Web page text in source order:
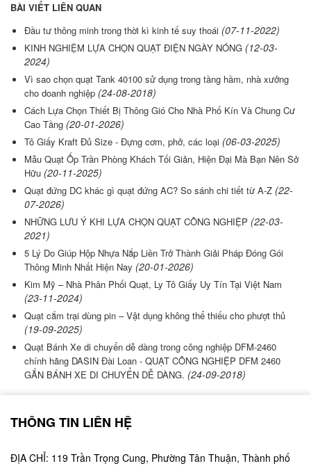
BÀI VIẾT LIÊN QUAN
Đầu tư thông minh trong thời kì kinh tế suy thoái (07-11-2022)
KINH NGHIỆM LỰA CHỌN QUẠT ĐIỆN NGÀY NÓNG (12-03-
2024)
Vì sao chọn quạt Tank 40100 sử dụng trong tầng hầm, nhà xưởng
cho doanh nghiệp (24-08-2018)
Cách Lựa Chọn Thiết Bị Thông Gió Cho Nhà Phố Kín Và Chung Cư
Cao Tầng (20-01-2026)
Tô Giấy Kraft Đủ Size - Đựng cơm, phở, các loại (06-03-2025)
Mẫu Quạt Ốp Trần Phòng Khách Tối Giản, Hiện Đại Mà Bạn Nên Sở
Hữu (20-11-2025)
Quạt đứng DC khác gì quạt đứng AC? So sánh chi tiết từ A-Z (22-
07-2026)
NHỮNG LƯU Ý KHI LỰA CHỌN QUẠT CÔNG NGHIỆP (22-03-
2021)
5 Lý Do Giúp Hộp Nhựa Nắp Liền Trở Thành Giải Pháp Đóng Gói
Thông Minh Nhất Hiện Nay (20-01-2026)
Kim Mỹ – Nhà Phân Phối Quạt, Ly Tô Giấy Uy Tín Tại Việt Nam
(23-11-2024)
Quạt cắm trại dùng pin – Vật dụng không thể thiếu cho phượt thủ
(19-09-2025)
Quạt Bánh Xe di chuyển dễ dàng trong công nghiệp DFM-2460
chính hãng DASIN Đài Loan - QUẠT CÔNG NGHIỆP DFM 2460
GẮN BÁNH XE DI CHUYỂN DỄ DÀNG. (24-09-2018)
THÔNG TIN LIÊN HỆ
ĐỊA CHỈ: 119 Trần Trọng Cung, Phường Tân Thuận, Thành phố